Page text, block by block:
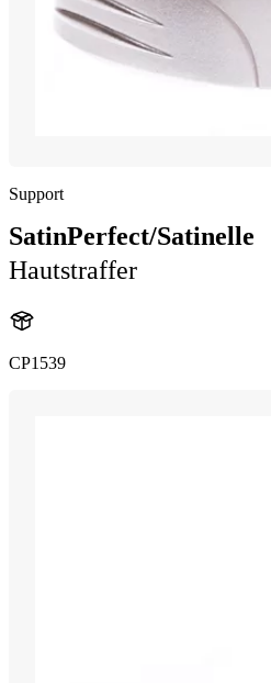
Support
SatinPerfect/Satinelle
Hautstraffer
CP1539